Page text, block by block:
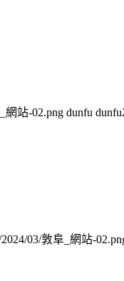
網站-02.png dunfu dunfu
03/敦阜_網站-